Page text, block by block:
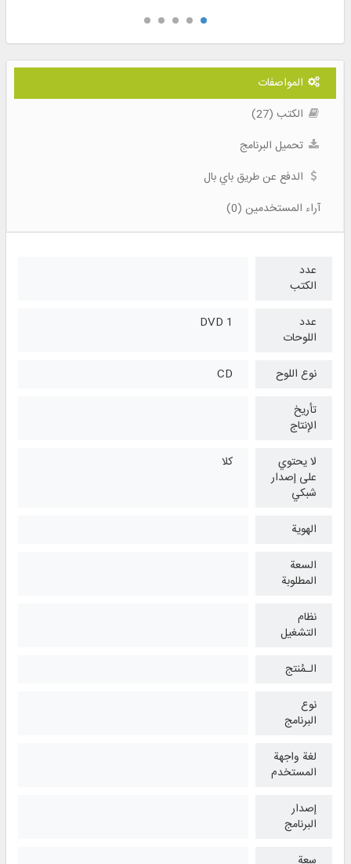
المواصفات
الكتب (27)
تحميل البرنامج
الدفع عن طريق باي بال
آراء المستخدمين (0)
عدد
الكتب
عدد
اللوحات
1 DVD
نوع اللوح
CD
تأريخ
الإنتاج
لا يحتوي
على إصدار
شبكي
كلا
الهوية
السعة
المطلوبة
نظام
التشغیل
الـمُنتج
نوع
البرنامج
لغة واجهة
المستخدم
إصدار
البرنامج